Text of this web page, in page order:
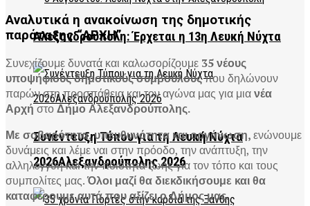
Αλεξανδρούπολη: Έρχεται η 13η Λευκή Νύχτα
Συνέντευξη Τύπου για τη Λευκή Νύχτα
2026Αλεξανδρούπολης 2026
Αναλυτικά η ανακοίνωση της δημοτικής
παράταξης “ΑΡΧΗ”
Συνεχίζουμε δυνατά και καλωσορίζουμε 35 νέους
υποψήφιους δημοτικούς συμβούλουςπου δηλώνουν
παρών στη προσπάθεια και τον αγώνα μας για μιανέα
ΑρχήστοΔήμο Αλεξανδρούπολης.
Με σοβαρότητα, υπευθυνότητα και οργάνωση,ενώνουμε
δυνάμεις και λέμε ναι στην πρόοδο, την ανάπτυξη, την
αλληλεγγύη και την ποιότητα ζωής για τον τόπο και τους
συμπολίτες μας.Όλοι μαζί θα διεκδικήσουμε και θα
καταφέρουμε αυτά που αξίζει ο Δήμος μας.